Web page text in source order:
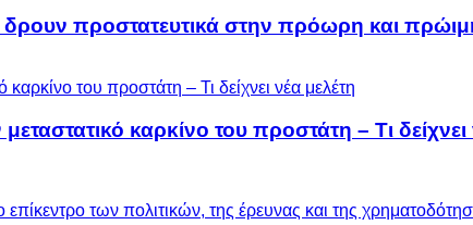
δρουν προστατευτικά στην πρόωρη και
καρκίνο του προστάτη – Τι δείχνει